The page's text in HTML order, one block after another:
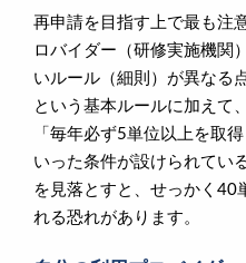
再申請を目指す上で最も注
ロバイダー（研修実施機関
いルール（細則）が異なる
という基本ルールに加えて
「毎年必ず5単位以上を取
いった条件が設けられてい
を見落とすと、せっかく40
れる恐れがあります。